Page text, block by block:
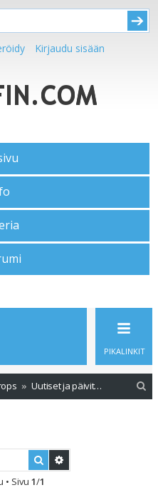
Kirjaudu sisään
PIKALINKIT
Uutiset ja päivitykset
Etsi
• Sivu 1/1